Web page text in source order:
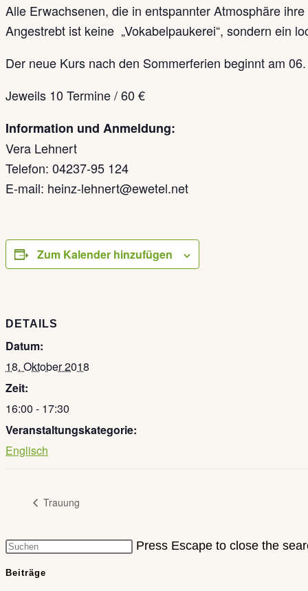
Alle Erwachsenen, die in entspannter Atmosphäre
Angestrebt ist keine „Vokabelpaukerei“, sondern ein
Der neue Kurs nach den Sommerferien beginnt am
Jeweils 10 Termine / 60 €
Information und Anmeldung:
Vera Lehnert
Telefon: 04237-95 124
E-mail: heinz-lehnert@ewetel.net
Zum Kalender hinzufügen
DETAILS
Datum:
18. Oktober 2018
Zeit:
16:00 - 17:30
Veranstaltungskategorie:
Englisch
Trauung
Press Escape to close the
Beiträge